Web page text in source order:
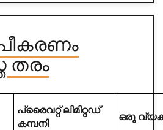
തരം
പ്രൈവറ്റ് ലിമിറ്റഡ്
കമ്പനി
ഒരു